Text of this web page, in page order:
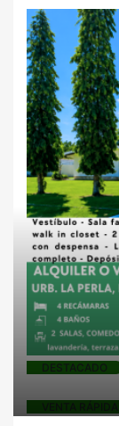
DESTACADO
VENTA RÁPIDA